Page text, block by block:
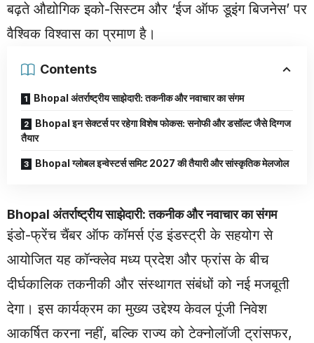
बढ़ते औद्योगिक इको-सिस्टम और ‘ईज ऑफ डूइंग बिजनेस’ पर
वैश्विक विश्वास का प्रमाण है।
Contents
Bhopal अंतर्राष्ट्रीय साझेदारी: तकनीक और नवाचार का संगम
Bhopal इन सेक्टर्स पर रहेगा विशेष फोकस: सनोफी और डसॉल्ट जैसे दिग्गज
तैयार
Bhopal ग्लोबल इन्वेस्टर्स समिट 2027 की तैयारी और सांस्कृतिक मेलजोल
Bhopal अंतर्राष्ट्रीय साझेदारी: तकनीक और नवाचार का संगम
इंडो-फ्रेंच चैंबर ऑफ कॉमर्स एंड इंडस्ट्री के सहयोग से
आयोजित यह कॉन्क्लेव मध्य प्रदेश और फ्रांस के बीच
दीर्घकालिक तकनीकी और संस्थागत संबंधों को नई मजबूती
देगा। इस कार्यक्रम का मुख्य उद्देश्य केवल पूंजी निवेश
आकर्षित करना नहीं, बल्कि राज्य को टेक्नोलॉजी ट्रांसफर,